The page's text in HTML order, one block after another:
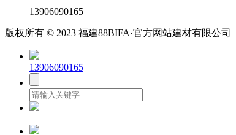
13906090165
版权所有 © 2023 福建88BIFA·官方网站建材有限公司
13906090165